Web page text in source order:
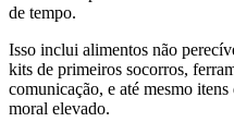
de tempo.
Isso inclui alimentos não
kits de primeiros socorros,
comunicação, e até mesmo
moral elevado.